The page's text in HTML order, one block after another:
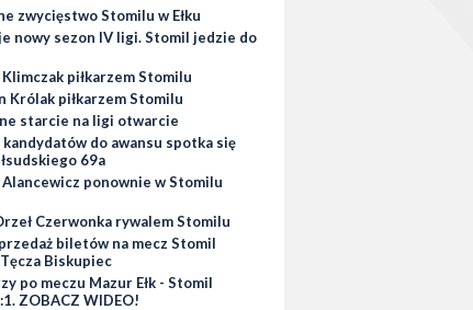
zwycięstwo Stomilu w Ełku
nowy sezon IV ligi. Stomil jedzie do
piłkarzem Stomilu
Królak piłkarzem Stomilu
starcie na ligi otwarcie
kandydatów do awansu spotka się
69a
Alancewicz ponownie w Stomilu
Czerwonka rywalem Stomilu
biletów na mecz Stomil
Biskupiec
po meczu Mazur Ełk - Stomil
ZOBACZ WIDEO!